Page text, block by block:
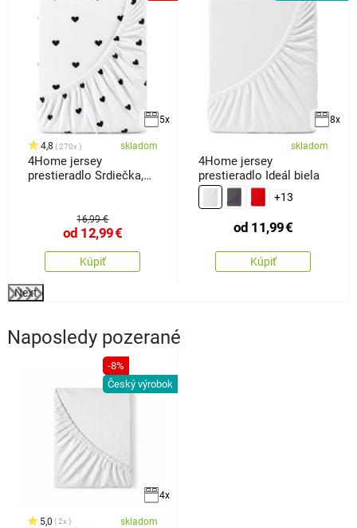
5x
4,8 270x skladom
4Home jersey
prestieradlo Srdiečka,
16,99 €
od 12,99€
Kúpiť
8x
skladom
4Home jersey
prestieradlo Ideál biela
+13
od 11,99€
Kúpiť
Next
Naposledy pozerané
-8%
Český výrobok
4x
5,0 2x skladom